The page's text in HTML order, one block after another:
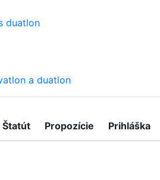
duatlon
a duatlon
Štatút Propozície Prihláška